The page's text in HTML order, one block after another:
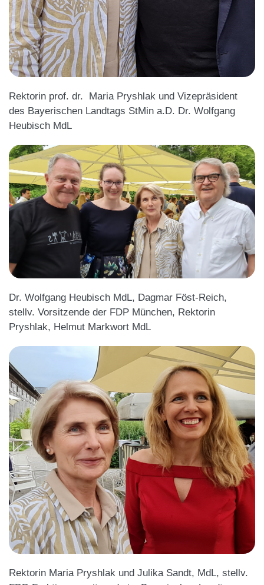
Rektorin prof. dr.
Maria Pryshlak und Vizepräsident
des Bayerischen Landtags StMin a.D. Dr. Wolfgang
Heubisch MdL
Dr. Wolfgang Heubisch MdL, Dagmar Föst-Reich,
stellv. Vorsitzende der FDP München, Rektorin
Pryshlak, Helmut Markwort MdL
Rektorin Maria Pryshlak und Julika Sandt, MdL, stellv.